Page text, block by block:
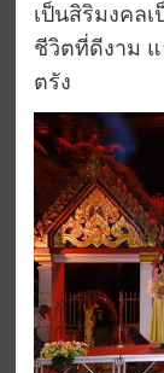
เป็นสิริมงคล
ชีวิตที่ดีงาม แ
ตรัง